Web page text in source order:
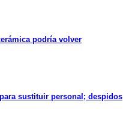
podría volver
sustituir personal; despidos